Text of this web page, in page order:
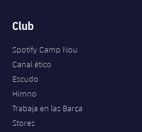
Club
Spotify Camp Nou
Canal ético
Escudo
Himno
Trabaja en las Barça
Stores